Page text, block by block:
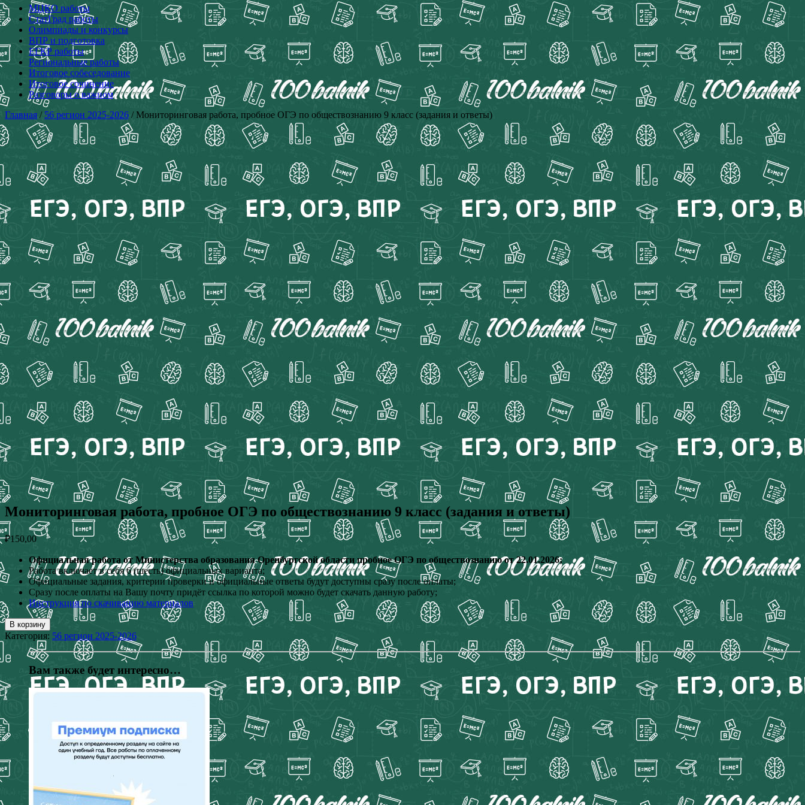
МЦКО работы
СтатГрад работы
Олимпиады и конкурсы
ВПР и подготовка
ЕГКР работы
Региональные работы
Итоговое собеседование
Итоговое сочинение
Разговоры о важном
Главная / 56 регион 2025-2026 / Мониторинговая работа, пробное ОГЭ по обществознанию 9 класс (задания и ответы)
Мониторинговая работа, пробное ОГЭ по обществознанию 9 класс (задания и ответы)
₽150,00
Официальная работа от Министерства образования Оренбургской области пробное ОГЭ по обществознанию от 22.01.2026;
Работа включает в себя 6 (шесть) официальных варианта;
Официальные задания, критерии проверки и официальные ответы будут доступны сразу после оплаты;
Сразу после оплаты на Вашу почту придёт ссылка по которой можно будет скачать данную работу;
Инструкция по скачиванию материалов
В корзину
Категория: 56 регион 2025-2026
Вам также будет интересно…